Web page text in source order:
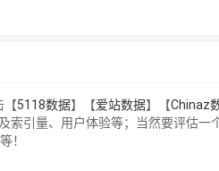
【5118数据】【爱站数据】【Chinaz
引量、用户体验等；当然要评估一
！